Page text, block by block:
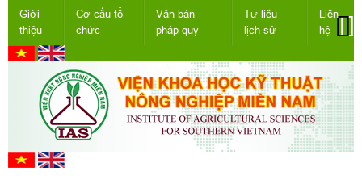
Giới
thiệu
Cơ cấu tổ
chức
Văn bản
pháp quy
Tư liệu
lịch sử
Liên
hệ